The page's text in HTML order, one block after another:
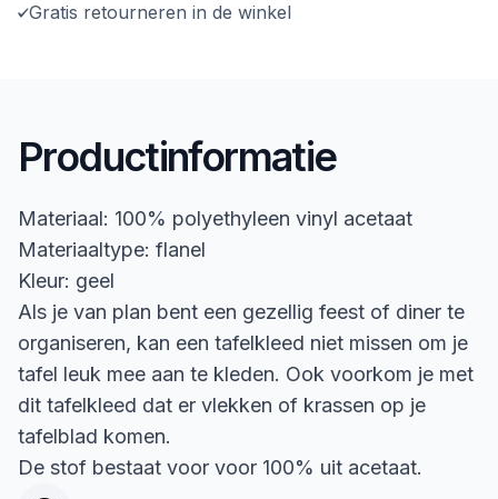
Gratis retourneren in de winkel
Productinformatie
Materiaal: 100% polyethyleen vinyl acetaat
Materiaaltype: flanel
Kleur: geel
Als je van plan bent een gezellig feest of diner te
organiseren, kan een tafelkleed niet missen om je
tafel leuk mee aan te kleden. Ook voorkom je met
dit tafelkleed dat er vlekken of krassen op je
tafelblad komen.
De stof bestaat voor voor 100% uit acetaat.